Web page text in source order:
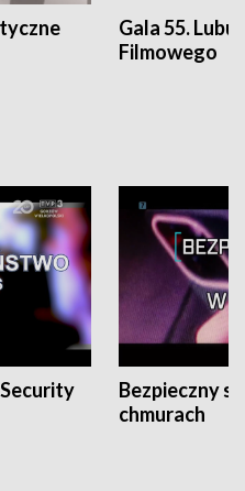
Gala 55.
Filmowego
Bezpieczny
chmurach